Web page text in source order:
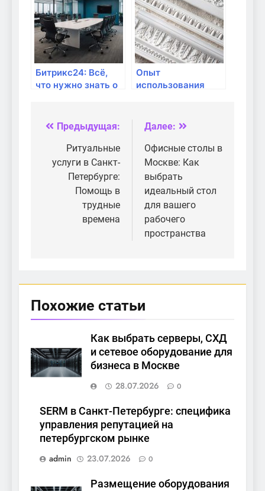
Петербурга
Битрикс24: Всё,
что нужно знать о
стоимости в
компании Айтекс
Опыт
использования
знать?
Навигация
записям
Предыдущая:
Ритуальные
услуги в Санкт-
Петербурге:
Помощь в
трудные
времена
Далее:
Офисные столы в
Москве: Как
выбрать
идеальный стол
для вашего
рабочего
пространства
Похожие статьи
Как выбрать серверы, СХД
и сетевое оборудование для
бизнеса в Москве
28.07.2026
0
SERM в Санкт-Петербурге: специфика
управления репутацией на
петербургском рынке
admin
23.07.2026 0
Размещение оборудования